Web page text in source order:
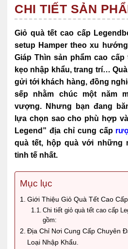
CHI TIẾT SẢN
Giỏ quà tết cao cấp
setup Hamper theo xu
Giáp Thìn sản phẩm cao
kẹo nhập khẩu, trang trí…
gửi tới khách hàng, đồng
sếp nhằm chúc một năm
vượng. Nhưng bạn đang
lựa chọn sao cho phù hợp
Legend” địa chỉ cung cấp
quà tết, hộp quà với những
tinh tế nhất.
Mục lục
Giới Thiệu Giỏ Quà Tết Cao
Chi tiết giỏ quà tết cao cấp
gồm:
Địa Chỉ Nơi Cung Cấp Chuyên
Loại Nhập Khẩu.